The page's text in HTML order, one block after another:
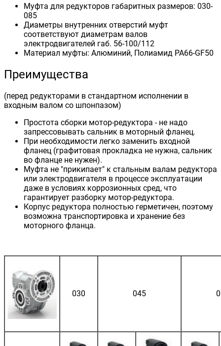
Муфта для редукторов габаритных размеров: 030-
085
Диаметры внутренних отверстий муфт
соответствуют диаметрам валов
электродвигателей габ. 56-100/112
Материал муфты: Алюминий, Полиамид PA66-GF50
Преимущества
(перед редукторами в стандартном исполнении в
входным валом со шпонпазом)
Простота сборки мотор-редуктора - не надо
запрессовывать сальник в моторный фланец.
При необходимости легко заменить входной
фланец (графитовая прокладка не нужна, сальник
во фланце не нужен).
Муфта не "прикипает" к стальным валам редуктора
или электродвигателя в процессе эксплуатации
даже в условиях коррозионных сред, что
гарантирует разборку мотор-редуктора.
Корпус редуктора полностью герметичен, поэтому
возможна транспортировка и хранение без
моторного фланца.
030 045